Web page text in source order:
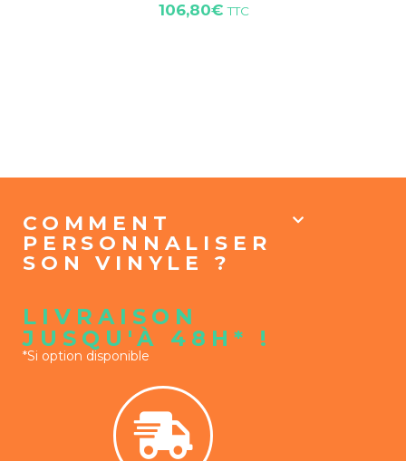
106,80€ TTC
COMMENT
PERSONNALISER
SON VINYLE ?
LIVRAISON
JUSQU'À 48H* !
*Si option disponible